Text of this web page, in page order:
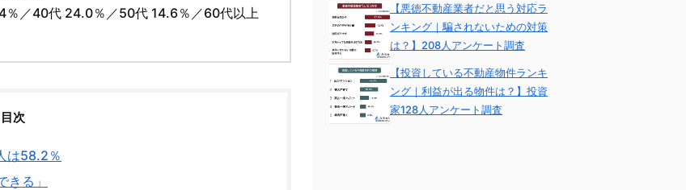
／40代 24.0％／50代 14.6％／60代以上
目次
は58.2％
る」
【悪徳不動産業者だと思う対応ラ
ンキング｜騙されないための対策
は？】208人アンケート調査
【投資している不動産物件ランキ
ング｜利益が出る物件は？】投資
家128人アンケート調査